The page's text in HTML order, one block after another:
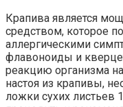
Крапива является
средством, которое
аллергическими
флавоноиды и
реакцию организма
настоя из крапивы,
ложки сухих листьев